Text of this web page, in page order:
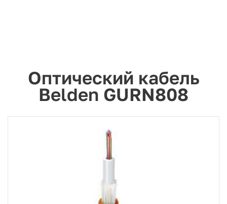
Оптический кабель
Belden GURN808